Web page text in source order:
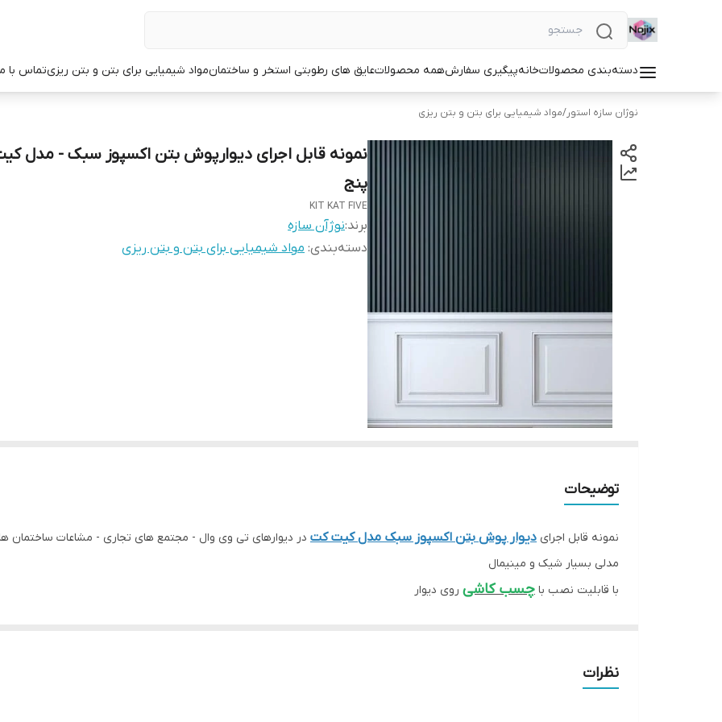
دسته‌بندی محصولاتخانهپیگیری سفارشهمه محصولاتعایق های رطوبتی استخر و ساختمانمواد شیمیایی برای بتن و بتن ریزیتماس با
نوژان سازه استور/مواد شیمیایی برای بتن و بتن ریزی
نمونه قابل اجرای دیوارپوش بتن اکسپوز سبک - مدل
پنج
KIT KAT FIVE
برند:نوژآن سازه
دسته‌بندی: مواد شیمیایی برای بتن و بتن ریزی
توضیحات
نمونه قابل اجرای دیوار پوش بتن اکسپوز سبک مدل کیت کت در دیوارهای تی وی وال - مجتمع های تجاری - مشاعات ساختمان
مدلی بسیار شیک و مینیمال
با قابلیت نصب با چسب کاشی روی دیوار
نظرات